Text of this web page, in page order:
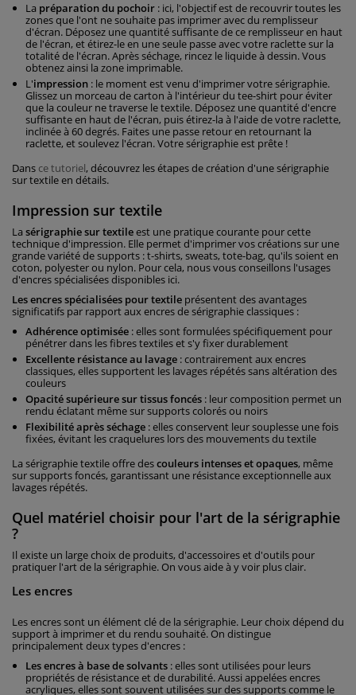
La préparation du pochoir : ici, l'objectif est de recouvrir toutes les
zones que l'ont ne souhaite pas imprimer avec du remplisseur
d'écran. Déposez une quantité suffisante de ce remplisseur en haut
de l'écran, et étirez-le en une seule passe avec votre raclette sur la
totalité de l'écran. Après séchage, rincez le liquide à dessin. Vous
obtenez ainsi la zone imprimable.
L'impression : le moment est venu d'imprimer votre sérigraphie.
Glissez un morceau de carton à l'intérieur du tee-shirt pour éviter
que la couleur ne traverse le textile. Déposez une quantité d'encre
suffisante en haut de l'écran, puis étirez-la à l'aide de votre raclette,
inclinée à 60 degrés. Faites une passe retour en retournant la
raclette, et soulevez l'écran. Votre sérigraphie est prête !
Dans ce tutoriel, découvrez les étapes de création d'une sérigraphie
sur textile en détails.
Impression sur textile
La sérigraphie sur textileest une pratique courante pour cette
technique d'impression. Elle permet d'imprimer vos créations sur une
grande variété de supports : t-shirts, sweats, tote-bag, qu'ils soient en
coton, polyester ou nylon. Pour cela, nous vous conseillons l'usages
d'encres spécialisées disponibles ici.
Les encres spécialisées pour textile présentent des avantages
significatifs par rapport aux encres de sérigraphie classiques :
Adhérence optimisée : elles sont formulées spécifiquement pour
pénétrer dans les fibres textiles et s'y fixer durablement
Excellente résistance au lavage : contrairement aux encres
classiques, elles supportent les lavages répétés sans altération des
couleurs
Opacité supérieure sur tissus foncés : leur composition permet un
rendu éclatant même sur supports colorés ou noirs
Flexibilité après séchage : elles conservent leur souplesse une fois
fixées, évitant les craquelures lors des mouvements du textile
La sérigraphie textile offre descouleurs intenses et opaques, même
sur supports foncés, garantissant une résistance exceptionnelle aux
lavages répétés.
Quel matériel choisir pour l'art de la sérigraphie
?
Il existe un large choix de produits, d'accessoires et d'outils pour
pratiquer l'art de la sérigraphie. On vous aide à y voir plus clair.
Les encres
Les encres sont un élément clé de la sérigraphie. Leur choix dépend du
support à imprimer et du rendu souhaité. On distingue
principalement deux types d'encres :
Les encres à base de solvants : elles sont utilisées pour leurs
propriétés de résistance et de durabilité. Aussi appelées encres
acryliques, elles sont souvent utilisées sur des supports comme le